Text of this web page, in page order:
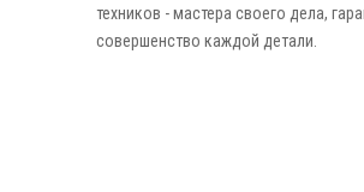
техников - мастера своего дела,
совершенство каждой детали.